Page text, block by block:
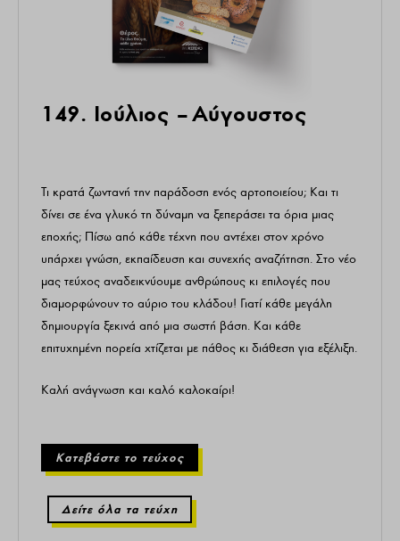
149. Ιούλιος – Αύγουστος
Τι κρατά ζωντανή την παράδοση ενός αρτοποιείου; Και τι
δίνει σε ένα γλυκό τη δύναμη να ξεπεράσει τα όρια μιας
εποχής; Πίσω από κάθε τέχνη που αντέχει στον χρόνο
υπάρχει γνώση, εκπαίδευση και συνεχής αναζήτηση. Στο νέο
μας τεύχος αναδεικνύουμε ανθρώπους κι επιλογές που
διαμορφώνουν το αύριο του κλάδου! Γιατί κάθε μεγάλη
δημιουργία ξεκινά από μια σωστή βάση. Και κάθε
επιτυχημένη πορεία χτίζεται με πάθος κι διάθεση για εξέλιξη.
Καλή ανάγνωση και καλό καλοκαίρι!
Κατεβάστε το τεύχος
Δείτε όλα τα τεύχη